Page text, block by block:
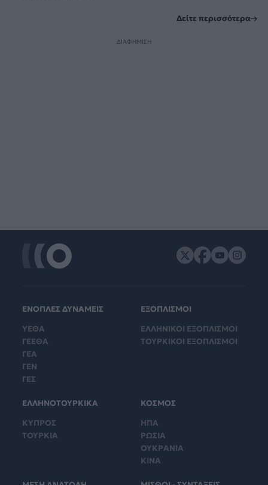
Δείτε περισσότερα
ΔΙΑΦΗΜΙΣΗ
ΕΝΟΠΛΕΣ ΔΥΝΑΜΕΙΣ
ΥΕΘΑ
ΓΕΕΘΑ
ΓΕΑ
ΓΕΝ
ΓΕΣ
ΕΞΟΠΛΙΣΜΟΙ
ΕΛΛΗΝΙΚΟΙ ΕΞΟΠΛΙΣΜΟΙ
ΤΟΥΡΚΙΚΟΙ ΕΞΟΠΛΙΣΜΟΙ
ΕΛΛΗΝΟΤΟΥΡΚΙΚΑ
ΚΥΠΡΟΣ
ΤΟΥΡΚΙΑ
ΚΟΣΜΟΣ
ΗΠΑ
ΡΩΣΙΑ
ΟΥΚΡΑΝΙΑ
ΚΙΝΑ